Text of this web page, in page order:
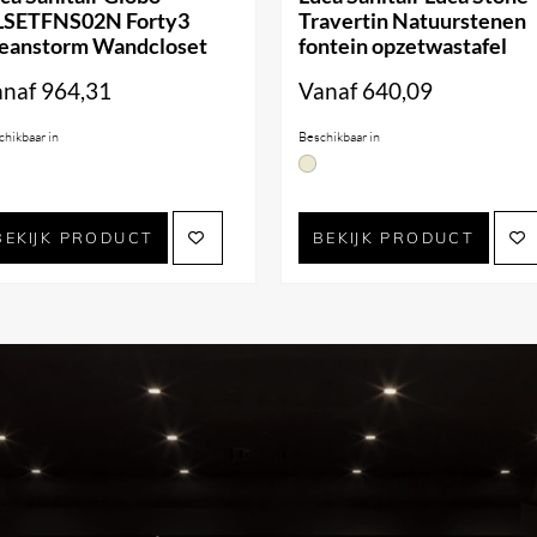
Forty3
Wandcloset
964,31
in
PRODUCT
Travertin Natuurstenen
fontein opzetwastafel
Vanaf640,09
Beschikbaar in
BEKIJK PRODUCT